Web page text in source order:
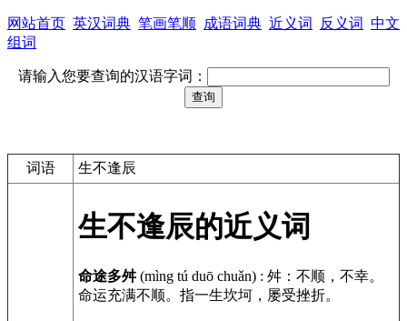
网站首页 英汉词典 笔画笔顺 成语词典 近义词 反义词 中文
组词
请输入您要查询的汉语字词：
词语 生不逢辰
生不逢辰的近义词
命途多舛 (mìng tú duō chuǎn) : 舛：不顺，不幸。
命运充满不顺。指一生坎坷，屡受挫折。